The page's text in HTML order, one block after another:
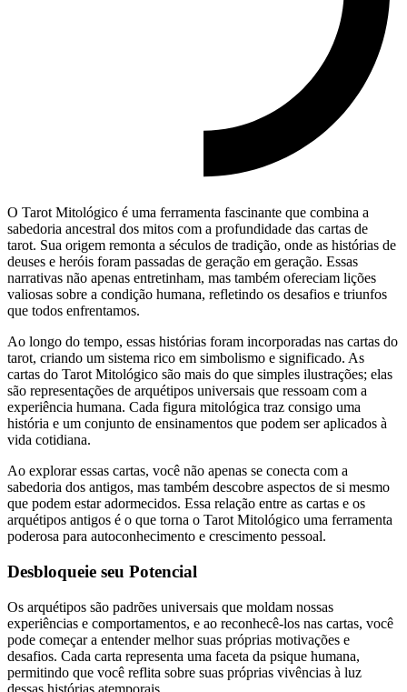
O Tarot Mitológico é uma ferramenta fascinante que combina a
sabedoria ancestral dos mitos com a profundidade das cartas de
tarot. Sua origem remonta a séculos de tradição, onde as histórias de
deuses e heróis foram passadas de geração em geração. Essas
narrativas não apenas entretinham, mas também ofereciam lições
valiosas sobre a condição humana, refletindo os desafios e triunfos
que todos enfrentamos.
Ao longo do tempo, essas histórias foram incorporadas nas cartas do
tarot, criando um sistema rico em simbolismo e significado. As
cartas do Tarot Mitológico são mais do que simples ilustrações; elas
são representações de arquétipos universais que ressoam com a
experiência humana. Cada figura mitológica traz consigo uma
história e um conjunto de ensinamentos que podem ser aplicados à
vida cotidiana.
Ao explorar essas cartas, você não apenas se conecta com a
sabedoria dos antigos, mas também descobre aspectos de si mesmo
que podem estar adormecidos. Essa relação entre as cartas e os
arquétipos antigos é o que torna o Tarot Mitológico uma ferramenta
poderosa para autoconhecimento e crescimento pessoal.
Desbloqueie seu Potencial
Os arquétipos são padrões universais que moldam nossas
experiências e comportamentos, e ao reconhecê-los nas cartas, você
pode começar a entender melhor suas próprias motivações e
desafios. Cada carta representa uma faceta da psique humana,
permitindo que você reflita sobre suas próprias vivências à luz
dessas histórias atemporais.